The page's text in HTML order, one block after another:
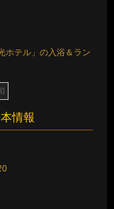
ホテル」の入浴＆ラン
情報